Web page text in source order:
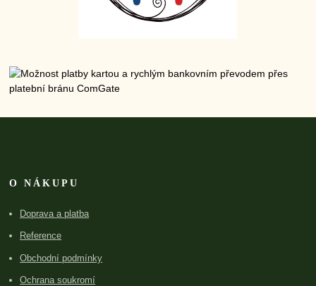
O NÁKUPU
Doprava a platba
Reference
Obchodní podmínky
Ochrana soukromí